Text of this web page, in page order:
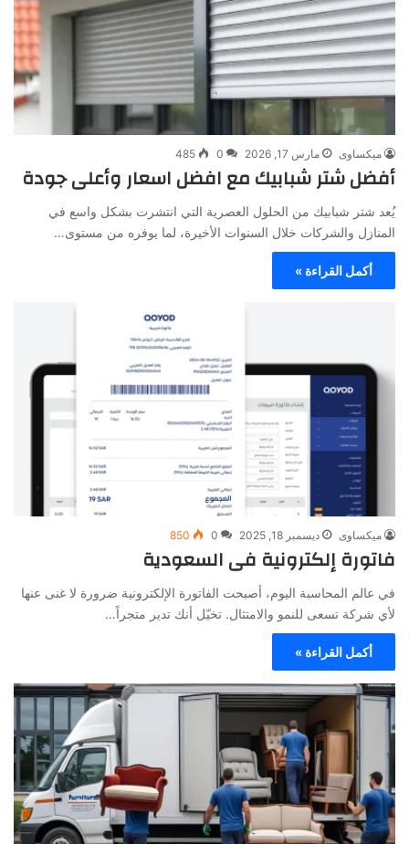
ميكساوى مارس 17, 2026 0
485
أفضل شتر شبابيك مع افضل اسعار وأعلى جودة
يُعد شتر شبابيك من الحلول العصرية التي انتشرت بشكل واسع في
المنازل والشركات خلال السنوات الأخيرة، لما يوفره من مستوى…
أكمل القراءة »
ميكساوى ديسمبر 18, 2025 0
850
فاتورة إلكترونية فى السعودية
في عالم المحاسبة اليوم، أصبحت الفاتورة الإلكترونية ضرورة لا غنى عنها
لأي شركة تسعى للنمو والامتثال. تخيّل أنك تدير متجراً…
أكمل القراءة »